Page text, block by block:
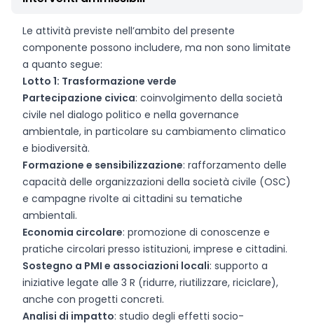
Le attività previste nell’ambito del presente
componente possono includere, ma non sono limitate
a quanto segue:
Lotto 1: Trasformazione verde
Partecipazione civica: coinvolgimento della società
civile nel dialogo politico e nella governance
ambientale, in particolare su cambiamento climatico
e biodiversità.
Formazione e sensibilizzazione: rafforzamento delle
capacità delle organizzazioni della società civile (OSC)
e campagne rivolte ai cittadini su tematiche
ambientali.
Economia circolare: promozione di conoscenze e
pratiche circolari presso istituzioni, imprese e cittadini.
Sostegno a PMI e associazioni locali: supporto a
iniziative legate alle 3 R (ridurre, riutilizzare, riciclare),
anche con progetti concreti.
Analisi di impatto: studio degli effetti socio-